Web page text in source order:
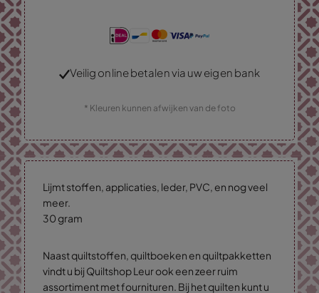
Veilig online betalen via uw eigen bank
* Kleuren kunnen afwijken van de foto
Lijmt stoffen, applicaties, leder, PVC, en nog veel
meer.
30 gram
Naast quiltstoffen, quiltboeken en quiltpakketten
vindt u bij Quiltshop Leur ook een zeer ruim
assortiment met fournituren. Bij het quilten kunt u